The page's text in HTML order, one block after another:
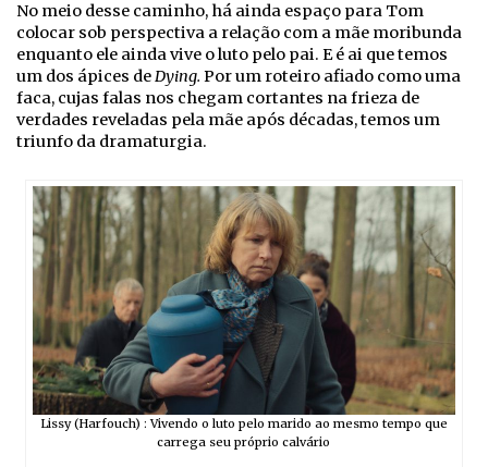
No meio desse caminho, há ainda espaço para Tom
colocar sob perspectiva a relação com a mãe moribunda
enquanto ele ainda vive o luto pelo pai. E é ai que temos
um dos ápices deDying. Por um roteiro afiado como uma
faca, cujas falas nos chegam cortantes na frieza de
verdades reveladas pela mãe após décadas, temos um
triunfo da dramaturgia.
Lissy (Harfouch) : Vivendo o luto pelo marido ao mesmo tempo que
carrega seu próprio calvário